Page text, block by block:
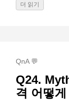
더 읽기
QnA 💬
Q24.
격 어떻